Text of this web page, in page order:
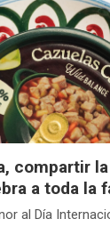
compartir
a toda la
al Día